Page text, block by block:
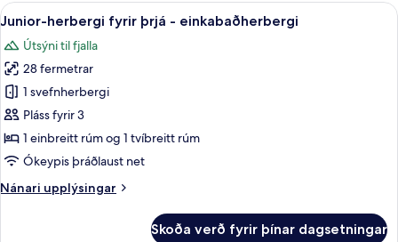
svefnsalur
bæði
kyn
Skoða
allar
myndir
fyrir
Junior-
herbergi
fyrir
þrjá
einkabaðherbergi
Junior-herbergi fyrir þrjá -
25
Junior-herbergi fyrir þrjá - einkabaðherbergi
Útsýni til fjalla
28 fermetrar
1 svefnherbergi
Pláss fyrir 3
1 einbreitt rúm og 1 tvíbreitt rúm
Ókeypis þráðlaust net
Nánari upplýsingar
Nánari
Skoða verð fyrir þínar dagsetningar